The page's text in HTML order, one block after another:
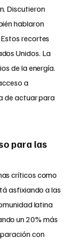
Discutieron
hablaron
recortes
Unidos. La
de la energía.
a
de actuar para
para las
críticos como
asfixiando a las
latina
un 20% más
con